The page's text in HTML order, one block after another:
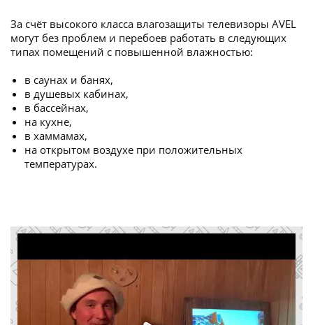
За счёт высокого класса влагозащиты телевизоры AVEL
могут без проблем и перебоев работать в следующих
типах помещений с повышенной влажностью:
в саунах и банях,
в душевых кабинах,
в бассейнах,
на кухне,
в хаммамах,
на открытом воздухе при положительных
температурах.